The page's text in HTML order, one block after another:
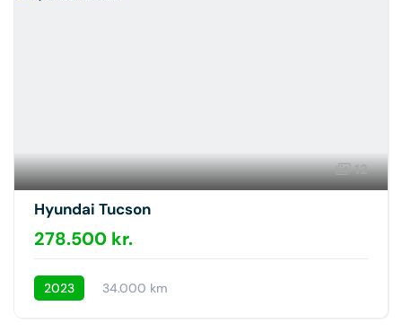
12
Hyundai Tucson
278.500 kr.
2023 34.000 km